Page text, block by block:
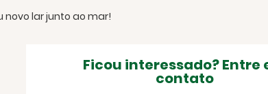
novo lar junto ao mar!
Ficou interessado? Entre
contato